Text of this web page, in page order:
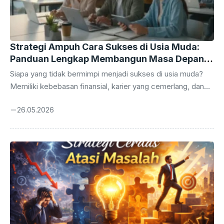
Strategi Ampuh Cara Sukses di Usia Muda:
Panduan Lengkap Membangun Masa Depan
Gemilang
Siapa yang tidak bermimpi menjadi sukses di usia muda?
Memiliki kebebasan finansial, karier yang cemerlang, dan
usia kepala empat adalah dambaan hampir setiap orang.
kemauan untuk belajar secara terus-menerus. Di era digital
yang serba cepat ini, peluang untuk mencapai keberhasilan
terbuka lebih lebar dari sebelumnya. Namun, tantangan
yang dihadapi juga tidak kalah besar, mulai dari distraksi
media sosial ...
26.05.2026